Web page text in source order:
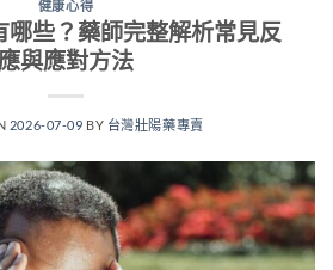
健康心得
哪些？藥師完整解析常見反
應與應對方法
2026-07-09 BY 台灣壯陽藥專賣